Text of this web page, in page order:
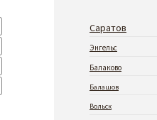
Саратов
Энгельс
Балаково
Балашов
Вольск